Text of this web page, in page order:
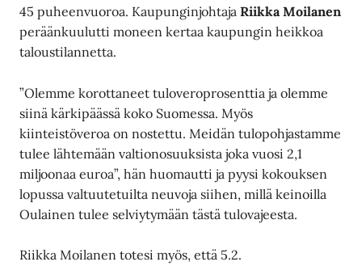
45 puheenvuoroa. KaupunginjohtajaRiikka Moilanen
peräänkuulutti moneen kertaa kaupungin heikkoa
taloustilannetta.
”Olemme korottaneet tuloveroprosenttia ja olemme
siinä kärkipäässä koko Suomessa. Myös
kiinteistöveroa on nostettu. Meidän tulopohjastamme
tulee lähtemään valtionosuuksista joka vuosi 2,1
miljoonaa euroa”, hän huomautti ja pyysi kokouksen
lopussa valtuutetuilta neuvoja siihen, millä keinoilla
Oulainen tulee selviytymään tästä tulovajeesta.
Riikka Moilanen totesi myös, että 5.2.